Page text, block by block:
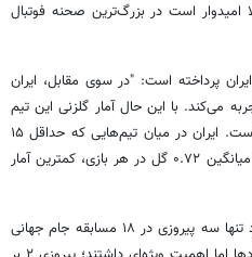
امیدوار است در بزرگ‌ترین صحنه فوتبال
پرداخته است: "در سوی مقابل، ایران
می‌کند. با این حال آمار گلزنی این تیم
در ادوار گذشته چندان چشمگیر نبوده است. ایران در میان تیم‌هایی که حداقل ۱۵
مسابقه در جام جهانی انجام داده‌اند، با میانگین ۰.۷۲ گل در هر بازی، کمترین آمار
تیم ملی ایران در شش حضور قبلی خود تنها سه پیروزی در ۱۸ مسابقه جام جهانی